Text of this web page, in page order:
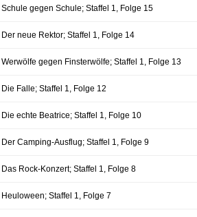
Schule gegen Schule; Staffel 1, Folge 15
Der neue Rektor; Staffel 1, Folge 14
Werwölfe gegen Finsterwölfe; Staffel 1, Folge 13
Die Falle; Staffel 1, Folge 12
Die echte Beatrice; Staffel 1, Folge 10
Der Camping-Ausflug; Staffel 1, Folge 9
Das Rock-Konzert; Staffel 1, Folge 8
Heuloween; Staffel 1, Folge 7